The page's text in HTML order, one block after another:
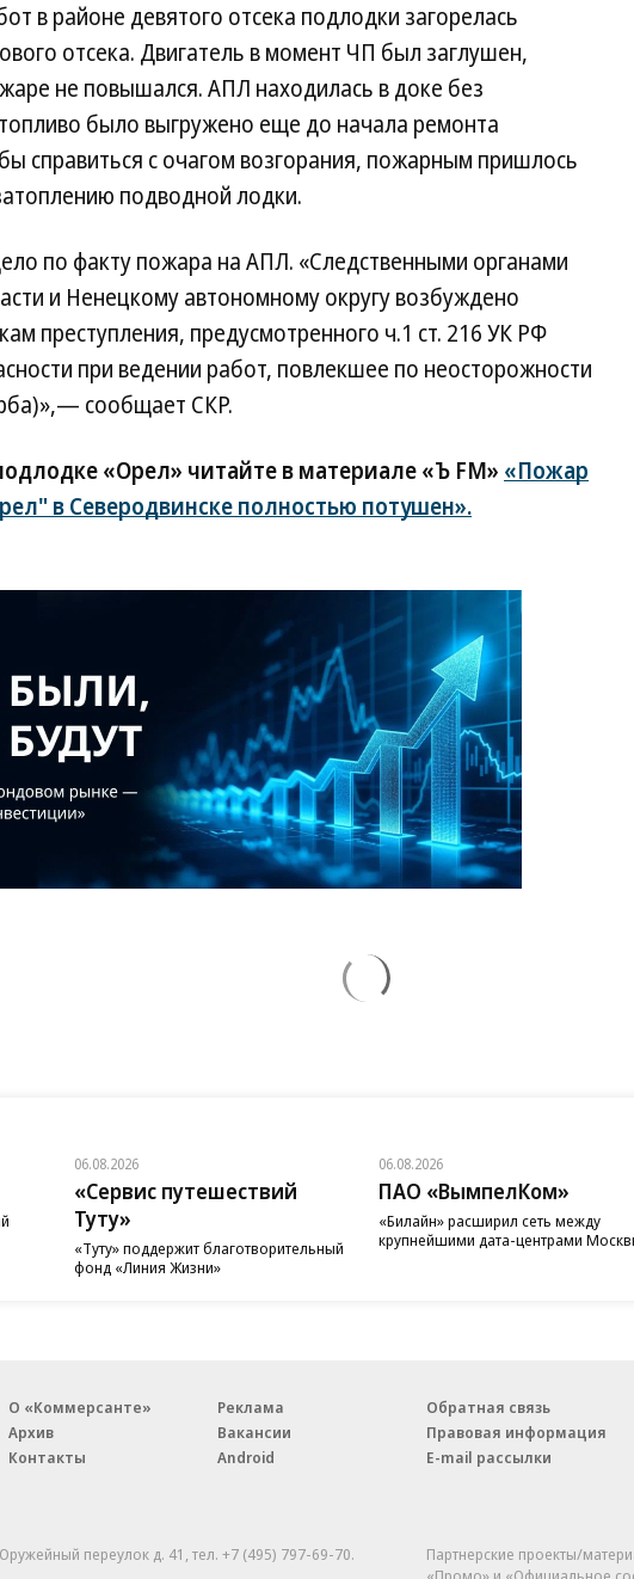
в районе девятого отсека подлодки загорелась
отсека. Двигатель в момент ЧП был заглушен,
не повышался. АПЛ находилась в доке без
было выгружено еще до начала ремонта
справиться с очагом возгорания, пожарным пришлось
подводной лодки.
по факту пожара на АПЛ. «Следственными органами
и Ненецкому автономному округу возбуждено
преступления, предусмотренного ч.1 ст. 216 УК РФ
при ведении работ, повлекшее по неосторожности
сообщает СКР.
«Орел» читайте в материале «Ъ FM» «Пожар
в Северодвинске полностью потушен».
06.08.2026
«Сервис путешествий
Туту»
«Туту» поддержит благотворительный
фонд «Линия Жизни»
06.08.2026
ПАО «ВымпелКом»
«Билайн» расширил сеть между
крупнейшими дата-центрами
О «Коммерсанте»
Архив
Контакты
Реклама
Вакансии
Android
Обратная связь
Правовая информация
E-mail рассылки
переулок д. 41,тел. +7 (495) 797-69-70.
Партнерские проекты/